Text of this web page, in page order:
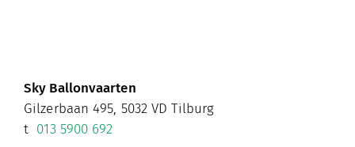
Sky Ballonvaarten
Gilzerbaan 495, 5032 VD Tilburg
t 013 5900 692